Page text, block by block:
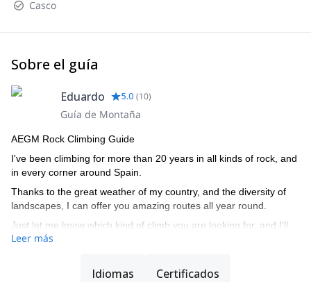
Casco
Sobre el guía
Eduardo 5.0 (10)
Guía de Montaña
AEGM Rock Climbing Guide
I've been climbing for more than 20 years in all kinds of rock, and
in every corner around Spain.
Thanks to the great weather of my country, and the diversity of
landscapes, I can offer you amazing routes all year round.
Just let me know which kind of climb you are looking for, and I'll
know where to head!
Leer más
Idiomas Certificados